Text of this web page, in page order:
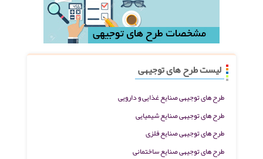
لیست طرح های توجیهی
طرح های توجیهی صنایع غذایی و دارویی
طرح های توجیهی صنایع شیمیایی
طرح های توجیهی صنایع فلزی
طرح های توجیهی صنایع ساختمانی